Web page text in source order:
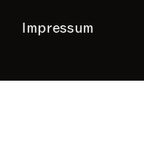
Impressum